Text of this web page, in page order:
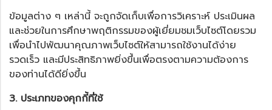
ข้อมูลต่าง ๆ เหล่านี้ จะถูกจัดเก็บเพื่อการวิเคราะห์ ประเมินผล
และช่วยในการศึกษาพฤติกรรมของผู้เยี่ยมชมเว็บไซต์โดยรวม
เพื่อนำไปพัฒนาคุณภาพเว็บไซต์ให้สามารถใช้งานได้ง่าย
รวดเร็ว และมีประสิทธิภาพยิ่งขึ้นเพื่อตรงตามความต้องการ
ของท่านได้ดียิ่งขึ้น
3. ประเภทของคุกกี้ที่ใช้